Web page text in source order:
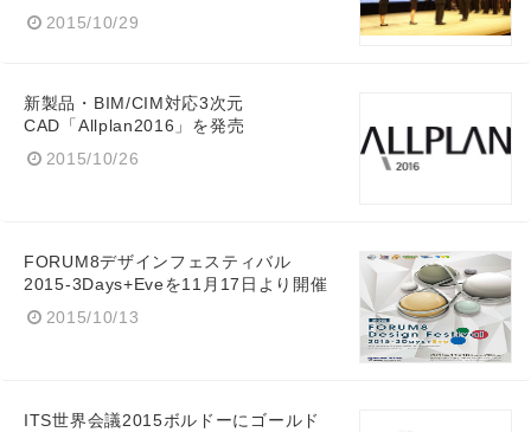
2015/10/29
新製品・BIM/CIM対応3次元
CAD「Allplan2016」を発売
2015/10/26
FORUM8デザインフェスティバル
2015-3Days+Eveを11月17日より開催
2015/10/13
ITS世界会議2015ボルドーにゴールド